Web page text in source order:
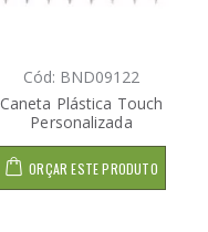
Cód: BND09122
Caneta Plástica Touch
Personalizada
ORÇAR ESTE PRODUTO